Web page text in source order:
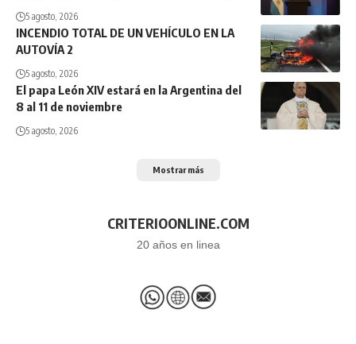
5 agosto, 2026
INCENDIO TOTAL DE UN VEHÍCULO EN LA
AUTOVÍA 2
5 agosto, 2026
El papa León XIV estará en la Argentina del
8 al 11 de noviembre
5 agosto, 2026
Mostrar más
CRITERIOONLINE.COM
20 años en linea